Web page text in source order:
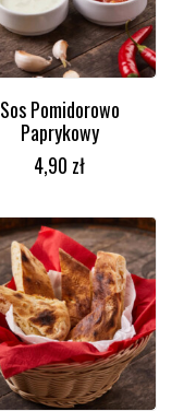
DODAJ DO KOSZYKA
Sos Pomidorowo
Paprykowy
4,90 zł